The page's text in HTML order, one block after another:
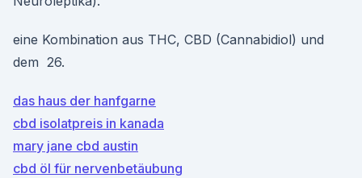
eine Kombination aus THC, CBD (Cannabidiol) und
dem 26.
das haus der hanfgarne
cbd isolatpreis in kanada
mary jane cbd austin
cbd öl für nervenbetäubung